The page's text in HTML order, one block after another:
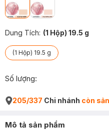
Dung Tích: (1 Hộp) 19.5 g
(1 Hộp) 19.5 g
Số lượng:
205/337 Chi nhánh còn
Mô tả sản phẩm